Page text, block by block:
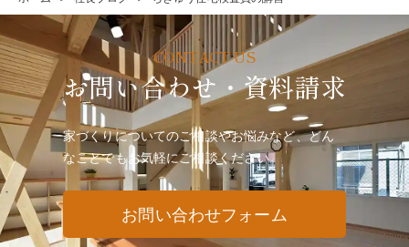
お問い合わせ・資料請求
家づくりについてのご相談やお悩みなど、どん
なことでもお気軽にご相談ください。
お問い合わせフォーム